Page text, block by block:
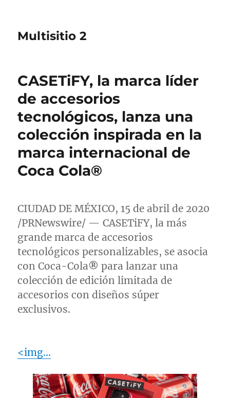
Multisitio 2
CASETiFY, la marca líder
de accesorios
tecnológicos, lanza una
colección inspirada en la
marca internacional de
Coca Cola®
CIUDAD DE MÉXICO, 15 de abril de 2020
/PRNewswire/ — CASETiFY, la más
grande marca de accesorios
tecnológicos personalizables, se asocia
con Coca-Cola® para lanzar una
colección de edición limitada de
accesorios con diseños súper
exclusivos.
<img…